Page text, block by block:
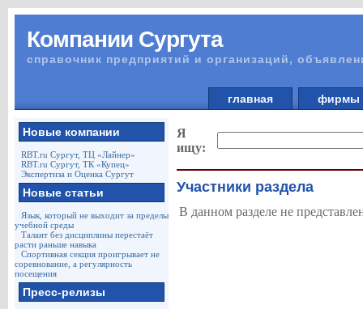
Компании Сургута
справочник предприятий и организаций,
главная
Новые компании
RBT.ru Сургут, ТЦ «Лайнер»
RBT.ru Сургут, ТК «Купец»
Экспертиза и Оценка Сургут
Новые статьи
Язык, который не выходит за пределы
учебной среды
Талант без дисциплины перестаёт
расти раньше навыка
Спортивная секция проигрывает не
соревнование, а регулярность
посещения
Пресс-релизы
Я
ищу:
Участники раздела
В данном разделе не